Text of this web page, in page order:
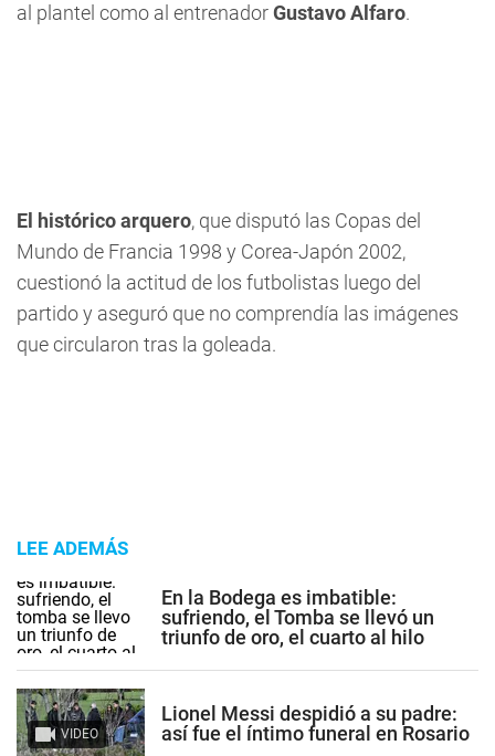
al plantel como al entrenadorGustavo Alfaro.
El histórico arquero, que disputó las Copas del
Mundo de Francia 1998 y Corea-Japón 2002,
cuestionó la actitud de los futbolistas luego del
partido y aseguró que no comprendía las imágenes
que circularon tras la goleada.
LEE ADEMÁS
En la Bodega es imbatible:
sufriendo, el Tomba se llevó un
triunfo de oro, el cuarto al hilo
VIDEO
Lionel Messi despidió a su padre:
así fue el íntimo funeral en Rosario